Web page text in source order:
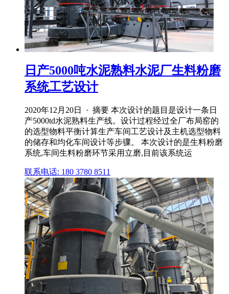
日产5000吨水泥熟料水泥厂生料粉磨
系统工艺设计
2020年12月20日 · 摘要 本次设计的题目是设计一条日
产5000td水泥熟料生产线。设计过程经过全厂布局窑的
的选型物料平衡计算生产车间工艺设计及主机选型物料
的储存和均化车间设计等步骤。 本次设计的是生料粉磨
系统,车间生料粉磨环节采用立磨,目前该系统运
联系电话: 180 3780 8511